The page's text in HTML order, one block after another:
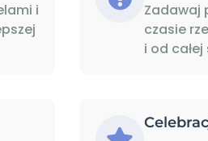
i
Zadawaj
czasie
i od